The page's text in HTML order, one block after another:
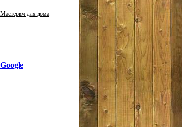
Мастерим для дома
Google